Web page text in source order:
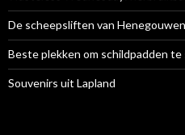
De scheepsliften van Henegouwen
Beste plekken om schildpadden
Souvenirs uit Lapland